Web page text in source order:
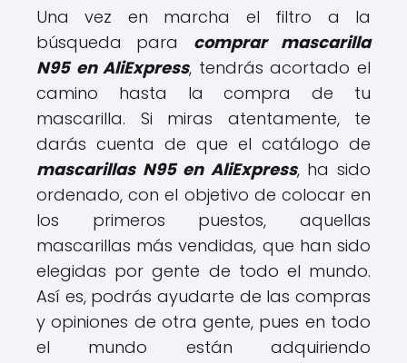
Una vez en marcha el filtro a la
búsqueda para comprar mascarilla
N95 en AliExpress, tendrás acortado el
camino hasta la compra de tu
mascarilla. Si miras atentamente, te
darás cuenta de que el catálogo de
mascarillas N95 en AliExpress, ha sido
ordenado, con el objetivo de colocar en
los primeros puestos, aquellas
mascarillas más vendidas, que han sido
elegidas por gente de todo el mundo.
Así es, podrás ayudarte de las compras
y opiniones de otra gente, pues en todo
el mundo están adquiriendo